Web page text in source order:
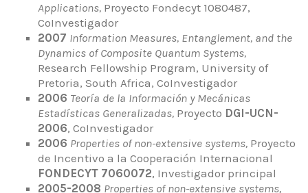
Applications, Proyecto Fondecyt 1080487,
CoInvestigador
2007 Information Measures, Entanglement, and the
Dynamics of Composite Quantum Systems,
Research Fellowship Program, University of
Pretoria, South Africa, CoInvestigador
2006 Teoría de la Información y Mecánicas
Estadísticas Generalizadas, Proyecto DGI-UCN-
2006, CoInvestigador
2006 Properties of non-extensive systems, Proyecto
de Incentivo a la Cooperación Internacional
FONDECYT 7060072, Investigador principal
2005-2008 Properties of non-extensive systems,